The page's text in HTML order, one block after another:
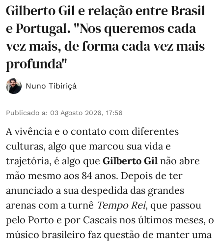
Gilberto Gil e relação entre Brasil
e Portugal. "Nos queremos cada
vez mais, de forma cada vez mais
profunda"
Nuno Tibiriçá
Publicado a: 03 Agosto 2026, 17:56
A vivência e o contato com diferentes
culturas, algo que marcou sua vida e
trajetória, é algo que Gilberto Gil não abre
mão mesmo aos 84 anos. Depois de ter
anunciado a sua despedida das grandes
arenas com a turnê Tempo Rei, que passou
pelo Porto e por Cascais nos últimos meses, o
músico brasileiro faz questão de manter uma